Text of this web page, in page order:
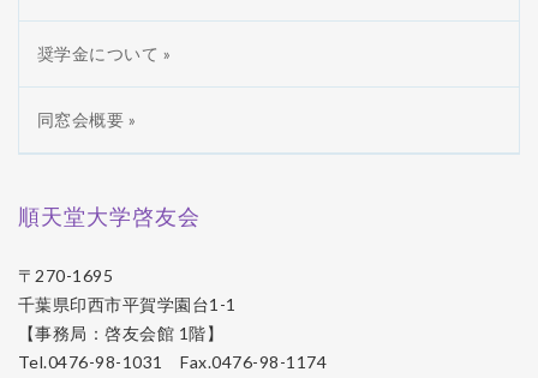
奨学金について »
同窓会概要 »
順天堂大学啓友会
〒270-1695
千葉県印西市平賀学園台1-1
【事務局：啓友会館 1階】
Tel.0476-98-1031 Fax.0476-98-1174